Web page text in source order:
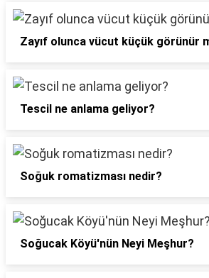
Zayıf olunca vücut küçük görünür
Tescil ne anlama geliyor?
Soğuk romatizması nedir?
Soğucak Köyü'nün Neyi Meşhur?